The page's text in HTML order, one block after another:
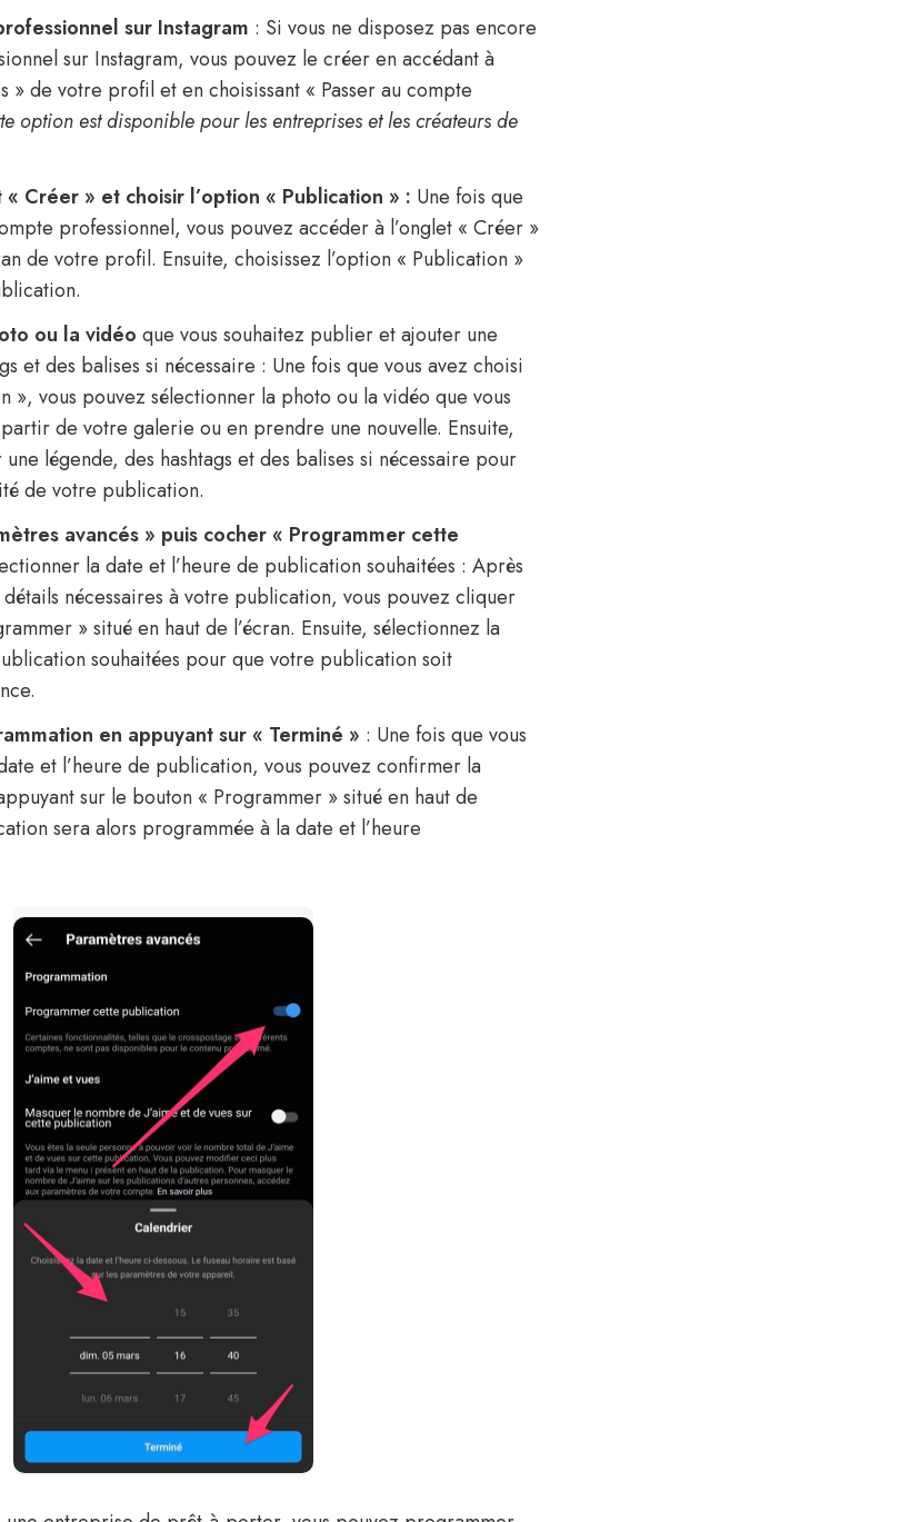
sur Instagram : Si vous ne disposez pas encore
sur Instagram, vous pouvez le créer en accédant à
» de votre profil et en choisissant « Passer au compte
option est disponible pour les entreprises et les créateurs de
Créer » et choisir l’option « Publication » : Une fois que
professionnel, vous pouvez accéder à l’onglet « Créer »
de votre profil. Ensuite, choisissez l’option « Publication »
ou la vidéo que vous souhaitez publier et ajouter une
et des balises si nécessaire : Une fois que vous avez choisi
», vous pouvez sélectionner la photo ou la vidéo que vous
de votre galerie ou en prendre une nouvelle. Ensuite,
légende, des hashtags et des balises si nécessaire pour
de votre publication.
avancés » puis cocher « Programmer cette
la date et l’heure de publication souhaitées : Après
nécessaires à votre publication, vous pouvez cliquer
» situé en haut de l’écran. Ensuite, sélectionnez la
souhaitées pour que votre publication soit
en appuyant sur « Terminé » : Une fois que vous
et l’heure de publication, vous pouvez confirmer la
sur le bouton « Programmer » situé en haut de
sera alors programmée à la date et l’heure